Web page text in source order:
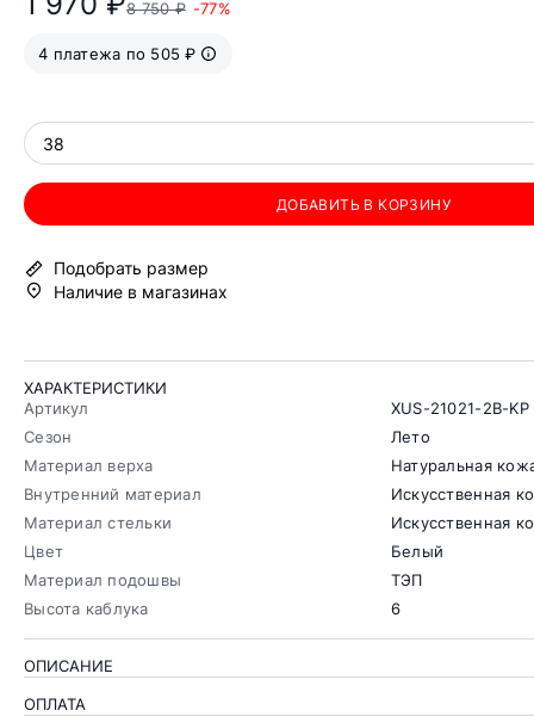
8 750 ₽ -77%
4 платежа по 505 ₽
38
ДОБАВИТЬ В КОРЗИНУ
Подобрать размер
Наличие в магазинах
ХАРАКТЕРИСТИКИ
Артикул
XUS-21021-2B-KP
Сезон
Лето
Материал верха
Натуральная
Внутренний материал
Искусственная
Материал стельки
Искусственная
Цвет
Белый
Материал подошвы
ТЭП
Высота каблука
6
ОПИСАНИЕ
ОПЛАТА